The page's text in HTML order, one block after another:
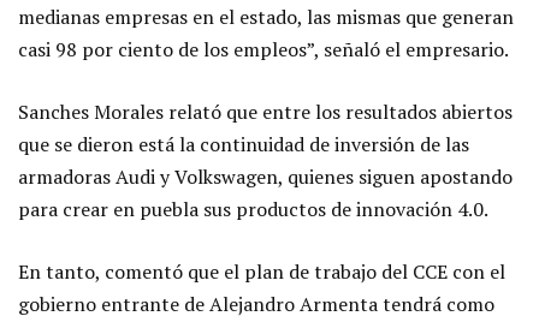
medianas empresas en el estado, las mismas que generan
casi 98 por ciento de los empleos”, señaló el empresario.
Sanches Morales relató que entre los resultados abiertos
que se dieron está la continuidad de inversión de las
armadoras Audi y Volkswagen, quienes siguen apostando
para crear en puebla sus productos de innovación 4.0.
En tanto, comentó que el plan de trabajo del CCE con el
gobierno entrante de Alejandro Armenta tendrá como